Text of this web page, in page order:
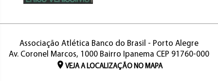
Associação Atlética Banco do Brasil - Porto Alegre
Av. Coronel Marcos, 1000 Bairro Ipanema CEP 91760-000
VEJA A LOCALIZAÇÃO NO MAPA